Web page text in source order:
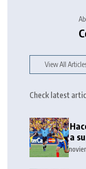
View All
Check latest
a